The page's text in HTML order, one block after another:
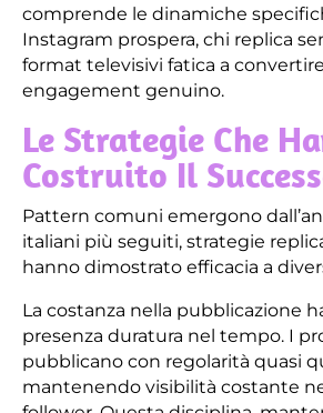
comprende le dinamiche
Instagram prospera, chi replica
format televisivi fatica a
engagement genuino.
Le Strategie Che
Costruito Il
Pattern comuni emergono
italiani più seguiti, strategie
hanno dimostrato efficacia a
La costanza nella pubblicazione
presenza duratura nel tempo. I
pubblicano con regolarità quasi
mantenendo visibilità costante